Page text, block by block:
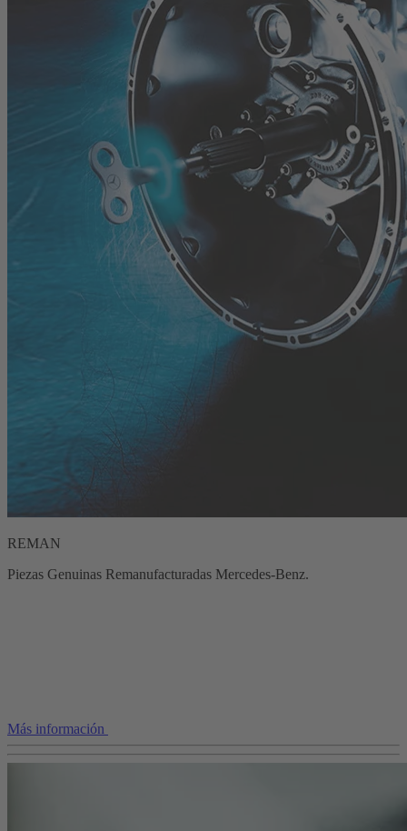
REMAN
Piezas Genuinas Remanufacturadas Mercedes-Benz.
Más información